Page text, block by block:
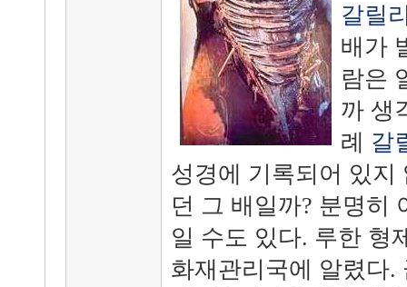
갈릴
배가
람은
까 생
례 갈
성경에 기록되어 있
던 그 배일까? 분명히
일 수도 있다. 루한 형
화재관리국에 알렸다.